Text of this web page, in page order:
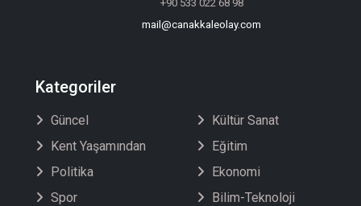
+90 533 022 68 98
mail@canakkaleolay.com
Kategoriler
Güncel
Kent Yaşamından
Politika
Spor
Kültür Sanat
Eğitim
Ekonomi
Bilim-Teknoloji